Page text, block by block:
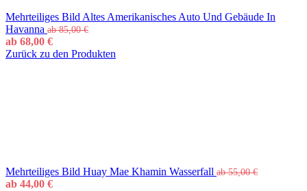
Mehrteiliges Bild Altes Amerikanisches Auto Und Gebäude In
Havanna ab85,00€
ab 68,00 €
Zurück zu den Produkten
Mehrteiliges Bild Huay Mae Khamin Wasserfall ab55,00€
ab 44,00 €